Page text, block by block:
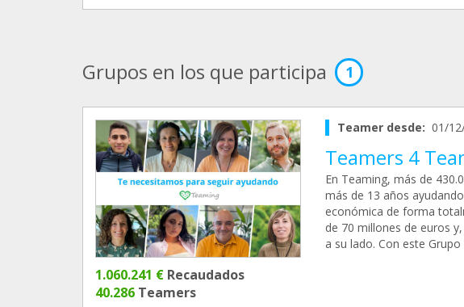
Grupos en los que participa 1
1.060.241 € Recaudados
40.286 Teamers
Teamer desde: 01/
Teamers 4
En Teaming, más de
más de 13 años
económica de forma
de 70 millones de euros
a su lado. Con este